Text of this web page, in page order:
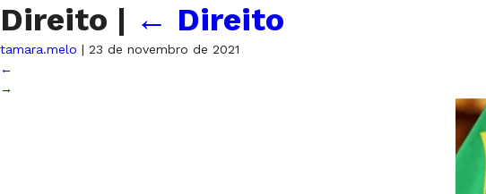
Direito | ← Direito
tamara.melo | 23 de novembro de 2021
←
→